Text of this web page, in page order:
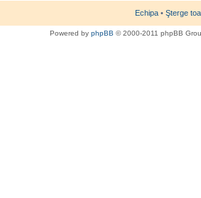
Echipa • Şterge
Powered by phpBB © 2000-2011 phpBB